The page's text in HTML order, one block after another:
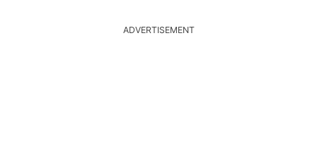
ADVERTISEMENT